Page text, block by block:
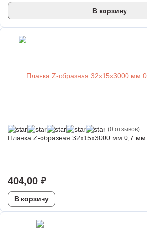
В корзину
(0 отзывов)
Планка Z-образная 32х15х3000 мм 0,7 мм
404,00 ₽
В корзину